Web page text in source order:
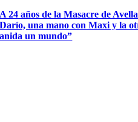
A 24 años de la Masacre de
Darío, una mano con Maxi y la
anida un mundo”